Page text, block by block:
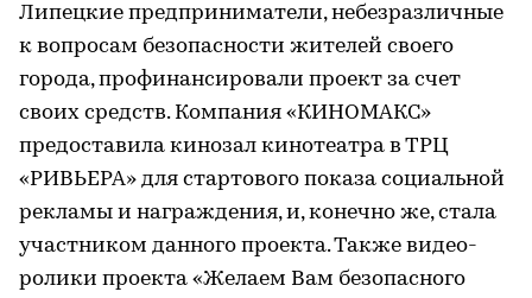
Липецкие предприниматели, небезразличные
к вопросам безопасности жителей своего
города, профинансировали проект за счет
своих средств. Компания «КИНОМАКС»
предоставила кинозал кинотеатра в ТРЦ
«РИВЬЕРА» для стартового показа социальной
рекламы и награждения, и, конечно же, стала
участником данного проекта. Также видео-
ролики проекта «Желаем Вам безопасного